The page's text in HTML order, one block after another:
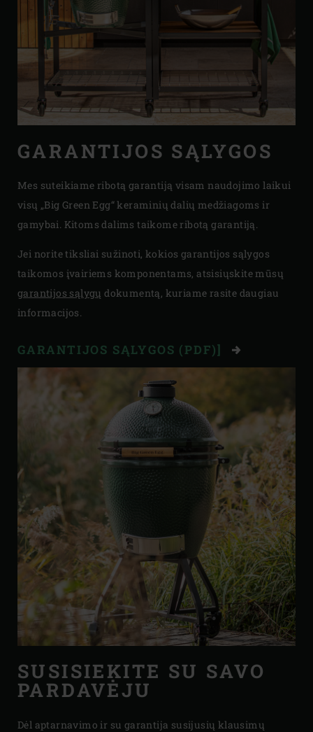
GARANTIJOS SĄLYGOS
Mes suteikiame ribotą garantiją visam naudojimo laikui
visų „Big Green Egg“ keraminių dalių medžiagoms ir
gamybai. Kitoms dalims taikome ribotą garantiją.
Jei norite tiksliai sužinoti, kokios garantijos sąlygos
taikomos įvairiems komponentams, atsisiųskite mūsų
garantijos sąlygų dokumentą, kuriame rasite daugiau
informacijos.
GARANTIJOS SĄLYGOS (PDF)]
SUSISIEKITE SU SAVO
PARDAVĖJU
Dėl aptarnavimo ir su garantija susijusių klausimų